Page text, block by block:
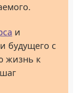
и
будущего с
жизнь к